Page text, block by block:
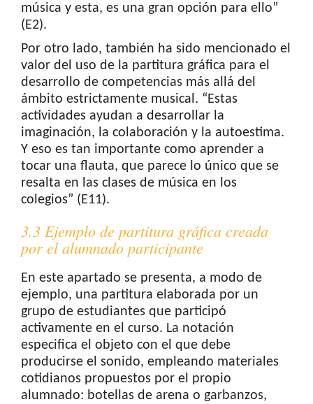
música y esta, es una gran opción para ello”
(E2).
Por otro lado, también ha sido mencionado el
valor del uso de la partitura gráfica para el
desarrollo de competencias más allá del
ámbito estrictamente musical. “Estas
actividades ayudan a desarrollar la
imaginación, la colaboración y la autoestima.
Y eso es tan importante como aprender a
tocar una flauta, que parece lo único que se
resalta en las clases de música en los
colegios” (E11).
3.3 Ejemplo de partitura gráfica creada
por el alumnado participante
En este apartado se presenta, a modo de
ejemplo, una partitura elaborada por un
grupo de estudiantes que participó
activamente en el curso. La notación
especifica el objeto con el que debe
producirse el sonido, empleando materiales
cotidianos propuestos por el propio
alumnado: botellas de arena o garbanzos,